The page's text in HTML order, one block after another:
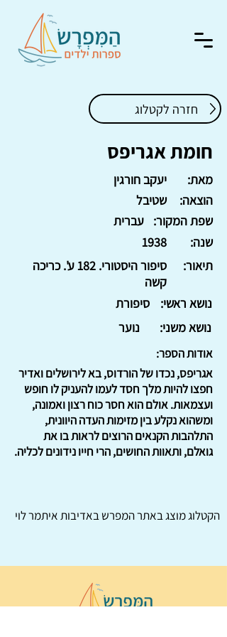
חזרה לקטלוג
חומת אגריפס
יעקב חורגין
מאת:
שטיבל
הוצאה:
עברית
שפת המקור:
1938
שנה:
סיפור היסטורי. 182 ע'. כריכה
קשה
תיאור:
סיפורת
נושא ראשי:
נוער
נושא משני:
אודות הספר:
אגריפס, נכדו של הורדוס, בא לירושלים ואדיר
חפצו להיות מלך חסד לעמו להעניק לו חופש
ועצמאות. אולם הוא חסר כוח רצון ואמונה,
ומשהוא נקלע בין מזימות העדה היוונית,
התלהבות הקנאים הרוצים לראות בו את
גואלם, ותאוות החושים, הרי חייו נידונים לכליה.
הקטלוג מוצג באתרהמפרשבאדיבות איתמר לוי